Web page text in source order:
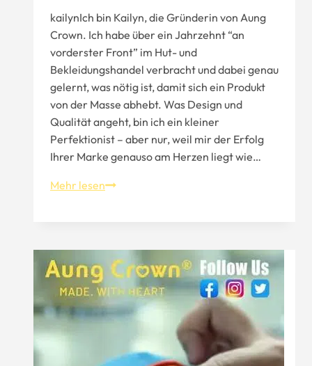
kailynIch bin Kailyn, die Gründerin von Aung
Crown. Ich habe über ein Jahrzehnt “an
vorderster Front” im Hut- und
Bekleidungshandel verbracht und dabei genau
gelernt, was nötig ist, damit sich ein Produkt
von der Masse abhebt. Was Design und
Qualität angeht, bin ich ein kleiner
Perfektionist – aber nur, weil mir der Erfolg
Ihrer Marke genauso am Herzen liegt wie…
Mehr lesenSuche